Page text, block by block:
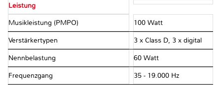
Leistung
Musikleistung (PMPO) 100 Watt
Verstärkertypen 3 x Class D, 3 x digital
Nennbelastung 60 Watt
Frequenzgang 35 - 19.000 Hz